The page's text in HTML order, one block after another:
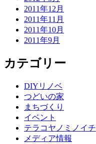
2011年12月
2011年11月
2011年10月
2011年9月
カテゴリー
DIYリノベ
つどいの家
まちづくり
イベント
テラコヤノミノイチ
メディア情報